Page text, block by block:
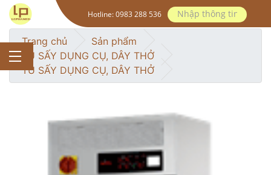
Hotline:0983 288 536
Trang chủ
Sản phẩm
TỦ SẤY DỤNG CỤ, DÂY THỞ
TỦ SẤY DỤNG CỤ, DÂY THỞ